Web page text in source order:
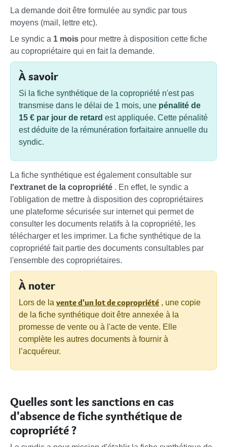
La demande doit être formulée au syndic par tous
moyens (mail, lettre etc).
Le syndic a 1 mois pour mettre à disposition cette fiche
au copropriétaire qui en fait la demande.
À savoir
Si la fiche synthétique de la copropriété n'est pas
transmise dans le délai de 1 mois, une pénalité de
15 € par jour de retard est appliquée. Cette pénalité
est déduite de la rémunération forfaitaire annuelle du
syndic.
La fiche synthétique est également consultable sur
l'extranet de la copropriété . En effet, le syndic a
l'obligation de mettre à disposition des copropriétaires
une plateforme sécurisée sur internet qui permet de
consulter les documents relatifs à la copropriété, les
télécharger et les imprimer. La fiche synthétique de la
copropriété fait partie des documents consultables par
l'ensemble des copropriétaires.
À noter
Lors de la vente d'un lot de copropriété , une copie
de la fiche synthétique doit être annexée à la
promesse de vente ou à l'acte de vente. Elle
complète les autres documents à fournir à
l’acquéreur.
Quelles sont les sanctions en cas
d'absence de fiche synthétique de
copropriété ?